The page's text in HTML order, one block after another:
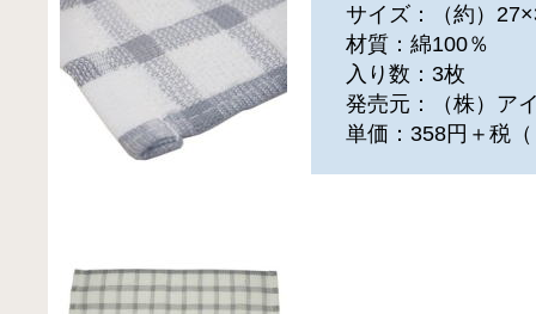
サイズ：（約）
材質：綿100％
入り数：3枚
発売元：（株）ア
単価：358円＋税（